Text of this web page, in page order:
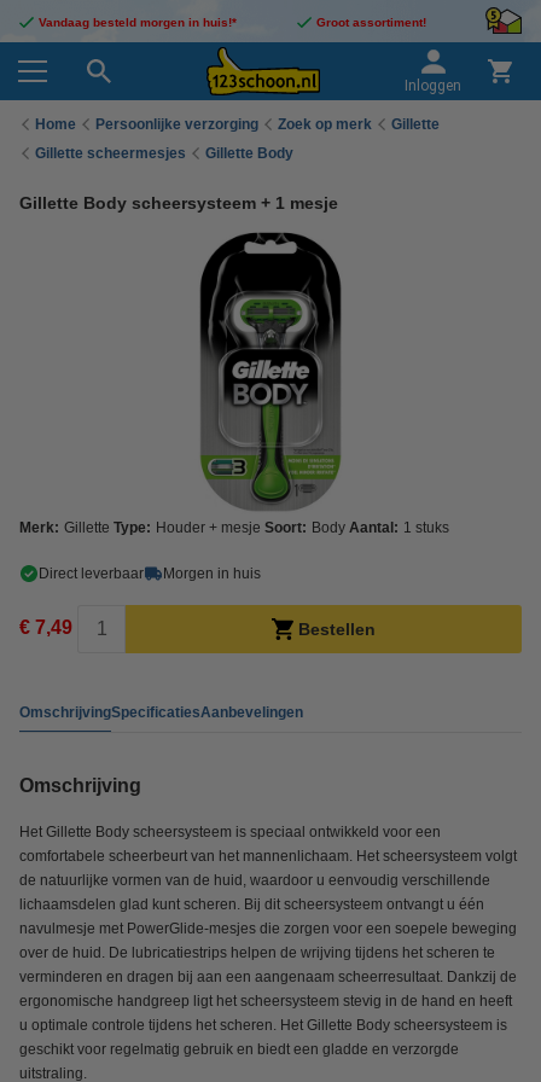
Vandaag besteld morgen in huis!* Groot assortiment!
Inloggen
Home Persoonlijke verzorging Zoek op merk
Gillette
Gillette scheermesjes
Gillette Body
Gillette Body scheersysteem + 1 mesje
Merk: Gillette Type: Houder + mesje Soort: Body Aantal: 1 stuks
Direct leverbaar Morgen in huis
€ 7,49 Bestellen
OmschrijvingSpecificatiesAanbevelingen
Omschrijving
Het Gillette Body scheersysteem is speciaal ontwikkeld voor een
comfortabele scheerbeurt van het mannenlichaam. Het scheersysteem volgt
de natuurlijke vormen van de huid, waardoor u eenvoudig verschillende
lichaamsdelen glad kunt scheren. Bij dit scheersysteem ontvangt u één
navulmesje met PowerGlide-mesjes die zorgen voor een soepele beweging
over de huid. De lubricatiestrips helpen de wrijving tijdens het scheren te
verminderen en dragen bij aan een aangenaam scheerresultaat. Dankzij de
ergonomische handgreep ligt het scheersysteem stevig in de hand en heeft
u optimale controle tijdens het scheren. Het Gillette Body scheersysteem is
geschikt voor regelmatig gebruik en biedt een gladde en verzorgde
uitstraling.